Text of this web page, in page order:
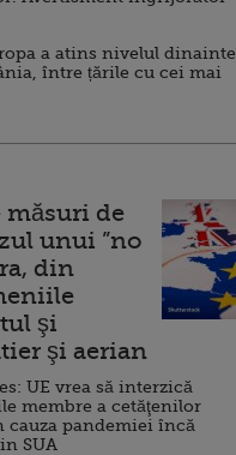
a atins nivelul dinainte
între țările cu cei mai
măsuri de
unui ”no
din
şi
şi aerian
UE vrea să interzică
membre a cetăţenilor
cauza pandemiei încă
SUA